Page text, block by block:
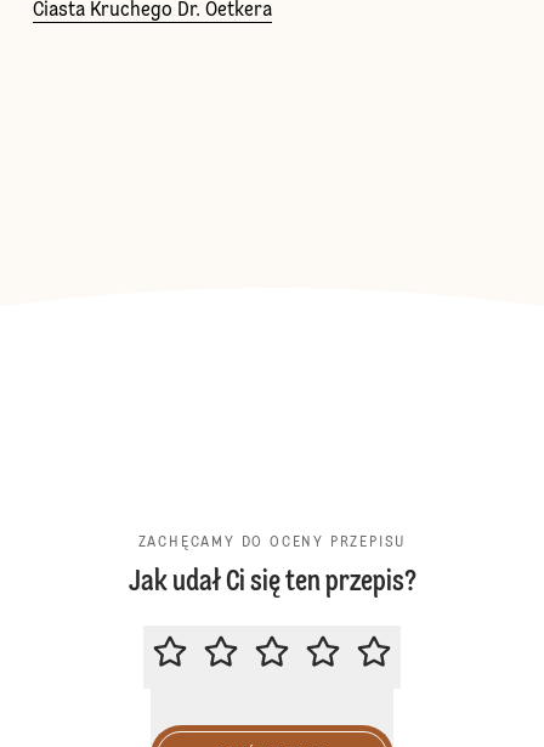
Ciasta Kruchego Dr. Oetkera
ZACHĘCAMY DO OCENY PRZEPISU
Jak udał Ci się ten przepis?
ZACHĘCAMY DO OCENY